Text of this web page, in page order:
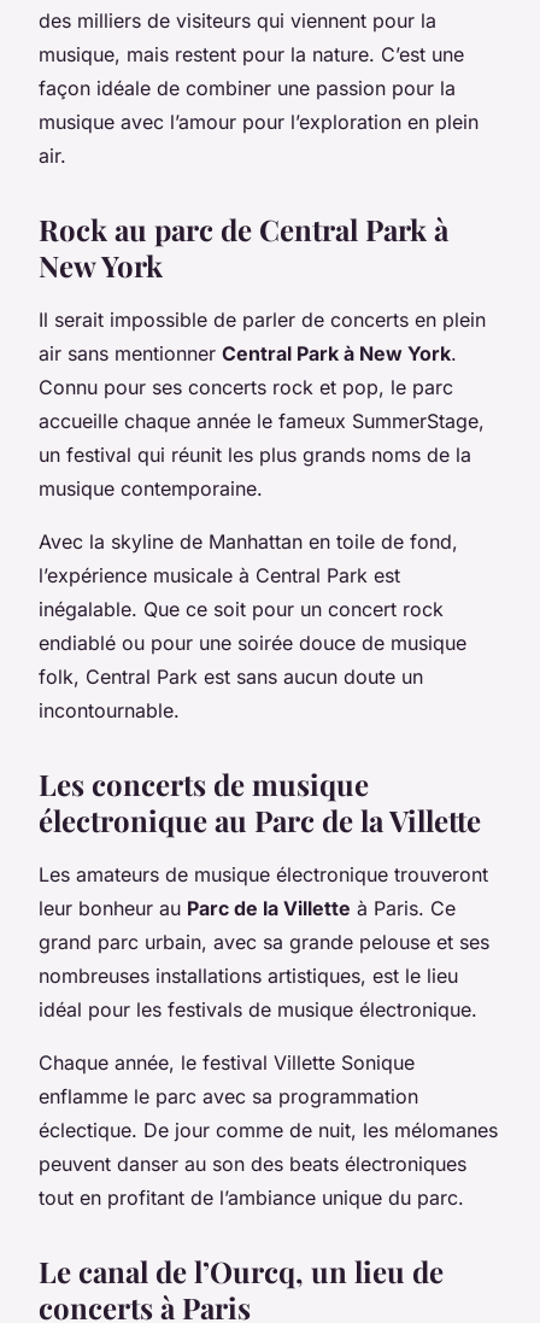
des milliers de visiteurs qui viennent pour la
musique, mais restent pour la nature. C’est une
façon idéale de combiner une passion pour la
musique avec l’amour pour l’exploration en plein
air.
Rock au parc de Central Park à
New York
Il serait impossible de parler de concerts en plein
air sans mentionner Central Park à New York.
Connu pour ses concerts rock et pop, le parc
accueille chaque année le fameux SummerStage,
un festival qui réunit les plus grands noms de la
musique contemporaine.
Avec la skyline de Manhattan en toile de fond,
l’expérience musicale à Central Park est
inégalable. Que ce soit pour un concert rock
endiablé ou pour une soirée douce de musique
folk, Central Park est sans aucun doute un
incontournable.
Les concerts de musique
électronique au Parc de la Villette
Les amateurs de musique électronique trouveront
leur bonheur au Parc de la Villette à Paris. Ce
grand parc urbain, avec sa grande pelouse et ses
nombreuses installations artistiques, est le lieu
idéal pour les festivals de musique électronique.
Chaque année, le festival Villette Sonique
enflamme le parc avec sa programmation
éclectique. De jour comme de nuit, les mélomanes
peuvent danser au son des beats électroniques
tout en profitant de l’ambiance unique du parc.
Le canal de l’Ourcq, un lieu de
concerts à Paris